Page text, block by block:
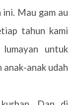
Mau gam au
tahun kami
untuk
anak udah